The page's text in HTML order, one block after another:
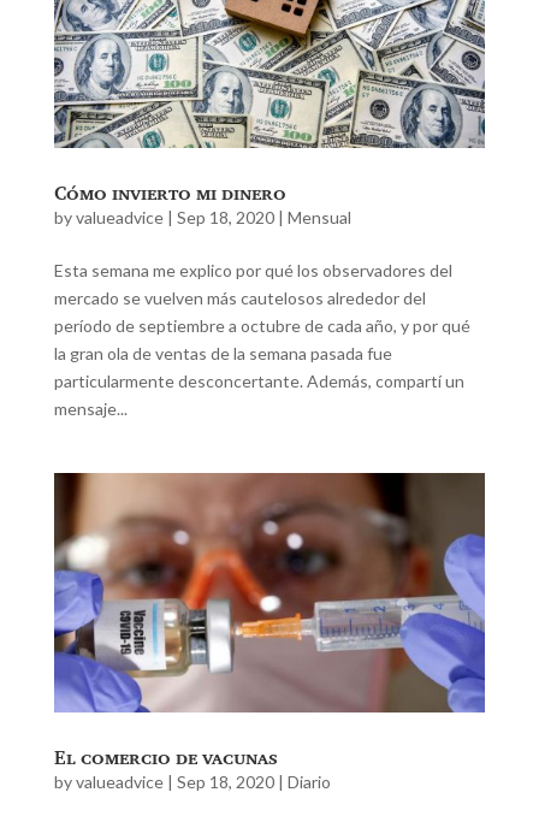
Cómo invierto mi dinero
byvalueadvice| Sep 18, 2020| Mensual
Esta semana me explico por qué los observadores del
mercado se vuelven más cautelosos alrededor del
período de septiembre a octubre de cada año, y por qué
la gran ola de ventas de la semana pasada fue
particularmente desconcertante. Además, compartí un
mensaje...
El comercio de vacunas
byvalueadvice| Sep 18, 2020| Diario